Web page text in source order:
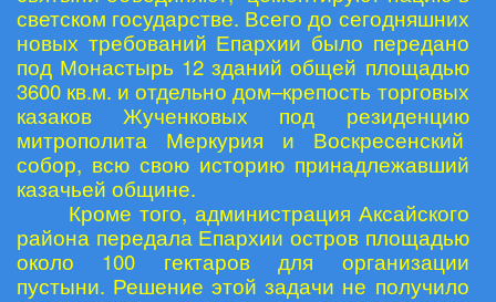
светском государстве. Всего до сегодняшних
новых требований Епархии было передано
под Монастырь 12 зданий общей площадью
3600 кв.м. и отдельно дом–крепость торговых
казаков Жученковых под резиденцию
митрополита Меркурия и Воскресенский
собор, всю свою историю принадлежавший
казачьей общине.
Кроме того, администрация Аксайского
района передала Епархии остров площадью
около 100 гектаров для организации
пустыни. Решение этой задачи не получило